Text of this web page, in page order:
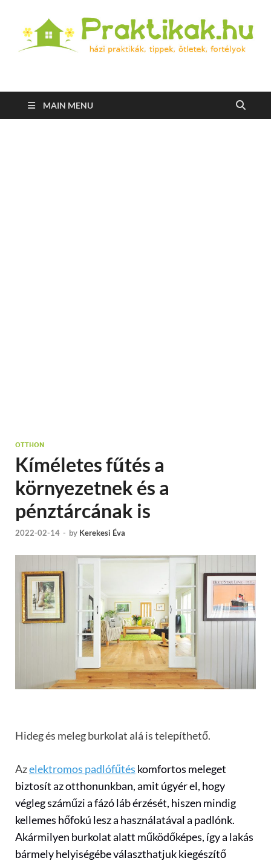
Praktikak.hu
MAIN MENU
OTTHON
Kíméletes fűtés a
környezetnek és a
pénztárcának is
2022-02-14 - by Kerekesi Éva
Hideg és meleg burkolat alá is telepíthető.
Azelektromos padlófűtés komfortos meleget
biztosít az otthonunkban, amit úgyér el, hogy
végleg száműzi a fázó láb érzését, hiszen mindig
kellemes hőfokú lesz a használatával a padlónk.
Akármilyen burkolat alatt működőképes, így a lakás
bármely helyiségébe választhatjuk kiegészítő